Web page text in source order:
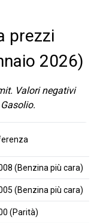
prezzi
2026)
Valori negativi
(Benzina più cara)
(Benzina più cara)
(Parità)